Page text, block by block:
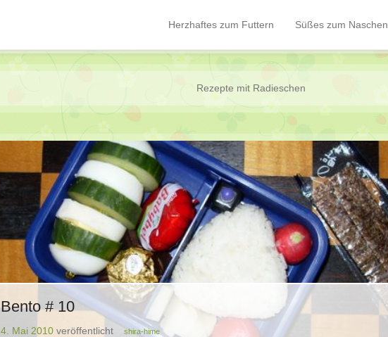
Hauptmenü
Springe zum Inhalt
Herzhaftes zum Futtern Süßes zum Naschen
Rezepte mit Radieschen
Bento # 10
4. Mai 2010 veröffentlicht shira-hime